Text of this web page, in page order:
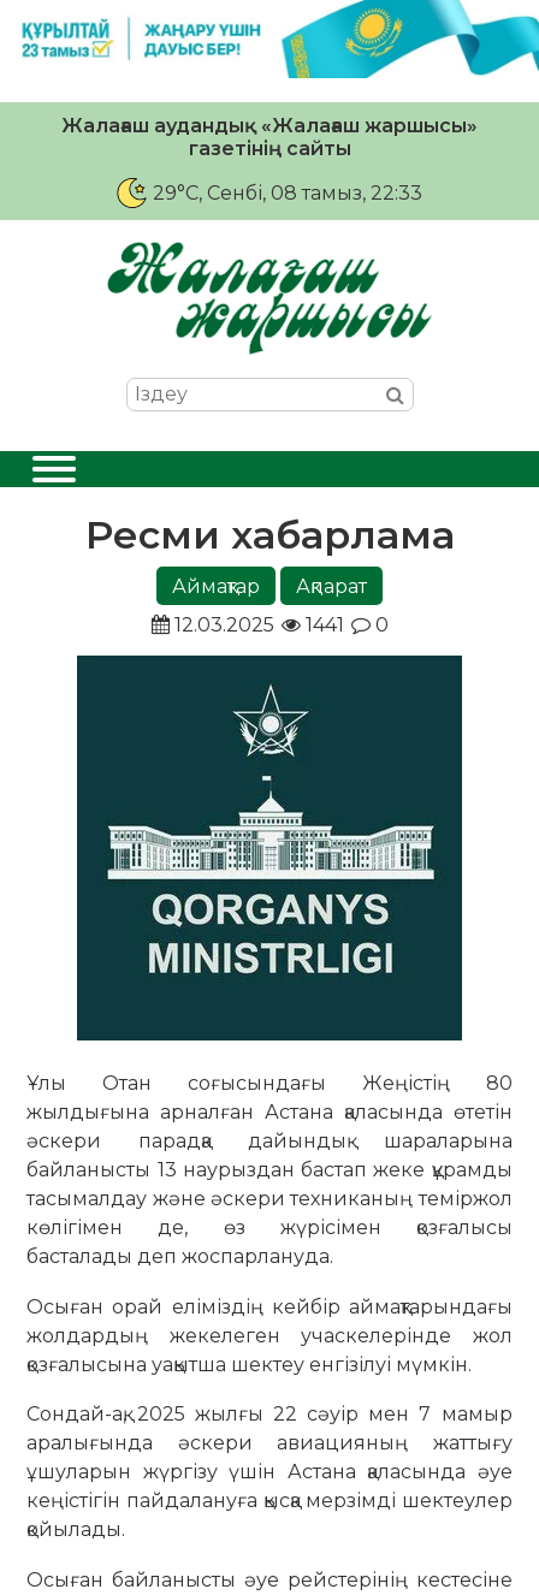
Жалағаш аудандық «Жалағаш жаршысы»
газетінің сайты
29°C, Сенбі, 08 тамыз, 22:33
Ресми хабарлама
Аймақтар
Ақпарат
12.03.2025
1441 0
Ұлы Отан соғысындағы Жеңістің 80
жылдығына арналған Астана қаласында өтетін
әскери парадқа дайындық шараларына
байланысты 13 наурыздан бастап жеке құрамды
тасымалдау және әскери техниканың теміржол
көлігімен де, өз жүрісімен қозғалысы
басталады деп жоспарлануда.
Осыған орай еліміздің кейбір аймақтарындағы
жолдардың жекелеген учаскелерінде жол
қозғалысына уақытша шектеу енгізілуі мүмкін.
Сондай-ақ, 2025 жылғы 22 сәуір мен 7 мамыр
аралығында әскери авиацияның жаттығу
ұшуларын жүргізу үшін Астана қаласында әуе
кеңістігін пайдалануға қысқа мерзімді шектеулер
қойылады.
Осыған байланысты әуе рейстерінің кестесіне